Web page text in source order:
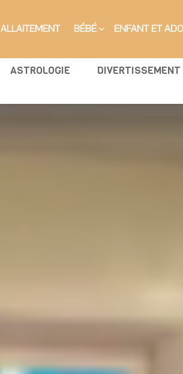
ALLAITEMENT BÉBÉ ENFANT ET
ASTROLOGIE DIVERTISSEMENT